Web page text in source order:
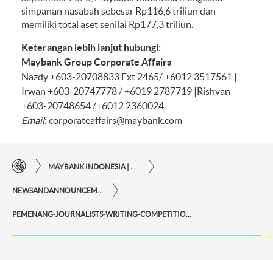
simpanan nasabah sebesar Rp116,6 triliun dan
memiliki total aset senilai Rp177,3 triliun.
Keterangan lebih lanjut hubungi:
Maybank Group Corporate Affairs
Nazdy +603-20708833 Ext 2465/ +6012 3517561 |
Irwan +603-20747778 / +6019 2787719 |Rishvan
+603-20748654 /+6012 2360024
Email: corporateaffairs@maybank.com